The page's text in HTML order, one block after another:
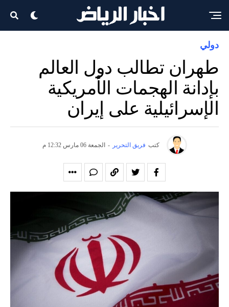
دولي
طهران تطالب دول العالم
بإدانة الهجمات الأمريكية
الإسرائيلية على إيران
كتب فريق التحرير - الجمعة 06 مارس 12:32 م